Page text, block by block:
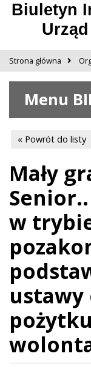
Biuletyn
Strona główna
Menu
« Powrót do listy
Mały
w
ustawy